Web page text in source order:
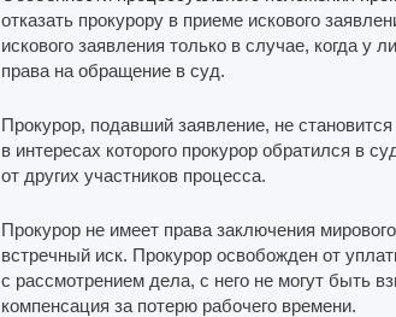
отказать прокурору в приеме искового
искового заявления только в случае, когда у
права на обращение в суд.
Прокурор, подавший заявление, не
в интересах которого прокурор обратился в
от других участников процесса.
Прокурор не имеет права заключения
встречный иск. Прокурор освобожден от
с рассмотрением дела, с него не могут быть
компенсация за потерю рабочего времени.